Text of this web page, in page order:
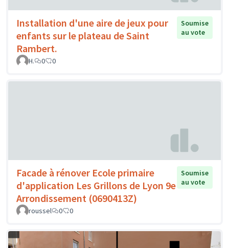
Installation d'une aire de jeux pour
enfants sur le plateau de Saint
Rambert.
Soumise
au vote
H. 0 0
Facade à rénover Ecole primaire
d'application Les Grillons de Lyon 9e
Arrondissement (0690413Z)
Soumise
au vote
roussel 0 0